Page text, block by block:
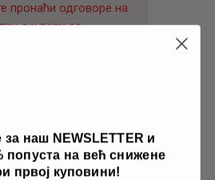
пронаћи одговоре на
у вези са
за наш NEWSLETTER и
попуста на већ снижене
првој куповини!